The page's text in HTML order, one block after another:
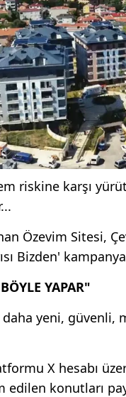
riskine karşı
Özevim Sitesi,
Bizden'
YAPAR"
yeni, güvenli,
X hesabı
edilen konutları